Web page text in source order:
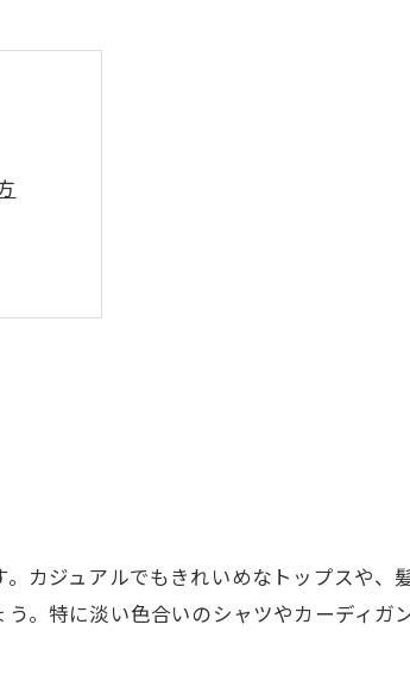
ト
ツ
カジュアルでもきれいめなトップスや、
。特に淡い色合いのシャツやカーディガ